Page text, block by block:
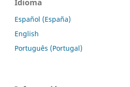
Idioma
Español (España)
English
Português (Portugal)